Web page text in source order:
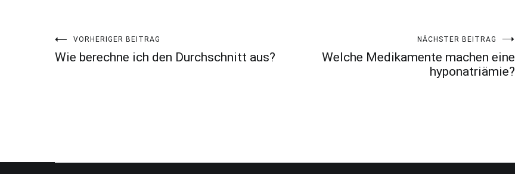
Beitragsnavigation
VORHERIGER BEITRAG
Wie berechne ich den Durchschnitt aus?
NÄCHSTER BEITRAG
Welche Medikamente machen eine
hyponatriämie?